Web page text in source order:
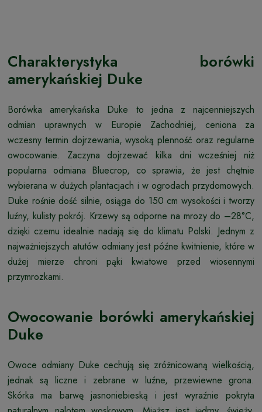
Charakterystyka borówki
amerykańskiej Duke
Borówka amerykańska Duke to jedna z najcenniejszych
odmian uprawnych w Europie Zachodniej, ceniona za
wczesny termin dojrzewania, wysoką plenność oraz regularne
owocowanie. Zaczyna dojrzewać kilka dni wcześniej niż
popularna odmiana Bluecrop, co sprawia, że jest chętnie
wybierana w dużych plantacjach i w ogrodach przydomowych.
Duke rośnie dość silnie, osiąga do 150 cm wysokości i tworzy
luźny, kulisty pokrój. Krzewy są odporne na mrozy do –28°C,
dzięki czemu idealnie nadają się do klimatu Polski. Jednym z
najważniejszych atutów odmiany jest późne kwitnienie, które w
dużej mierze chroni pąki kwiatowe przed wiosennymi
przymrozkami.
Owocowanie borówki amerykańskiej
Duke
Owoce odmiany Duke cechują się zróżnicowaną wielkością,
jednak są liczne i zebrane w luźne, przewiewne grona.
Skórka ma barwę jasnoniebieską i jest wyraźnie pokryta